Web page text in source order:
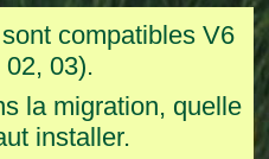
compatibles V6
02, 03).
la migration, quelle
installer.